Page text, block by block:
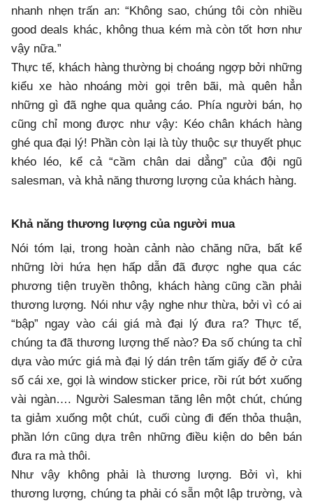
nhanh nhẹn trấn an: “Không sao, chúng tôi còn nhiều
good deals khác, không thua kém mà còn tốt hơn như
vậy nữa.”
Thực tế, khách hàng thường bị choáng ngợp bởi những
kiểu xe hào nhoáng mời gọi trên bãi, mà quên hẳn
những gì đã nghe qua quảng cáo. Phía người bán, họ
cũng chỉ mong được như vậy: Kéo chân khách hàng
ghé qua đại lý! Phần còn lại là tùy thuộc sự thuyết phục
khéo léo, kể cả “cầm chân dai dẳng” của đội ngũ
salesman, và khả năng thương lượng của khách hàng.
Khả năng thương lượng của người mua
Nói tóm lại, trong hoàn cảnh nào chăng nữa, bất kể
những lời hứa hẹn hấp dẫn đã được nghe qua các
phương tiện truyền thông, khách hàng cũng cần phải
thương lượng. Nói như vậy nghe như thừa, bởi vì có ai
“bập” ngay vào cái giá mà đại lý đưa ra? Thực tế,
chúng ta đã thương lượng thế nào? Đa số chúng ta chỉ
dựa vào mức giá mà đại lý dán trên tấm giấy để ở cửa
số cái xe, gọi là window sticker price, rồi rút bớt xuống
vài ngàn…. Người Salesman tăng lên một chút, chúng
ta giảm xuống một chút, cuối cùng đi đến thỏa thuận,
phần lớn cũng dựa trên những điều kiện do bên bán
đưa ra mà thôi.
Như vậy không phải là thương lượng. Bởi vì, khi
thương lượng, chúng ta phải có sẵn một lập trường, và